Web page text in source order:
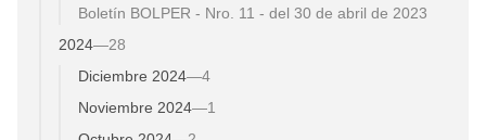
Boletín BOLPER - Nro. 11 - del 30 de abril de 2023
2024—28
Diciembre 2024—4
Noviembre 2024—1